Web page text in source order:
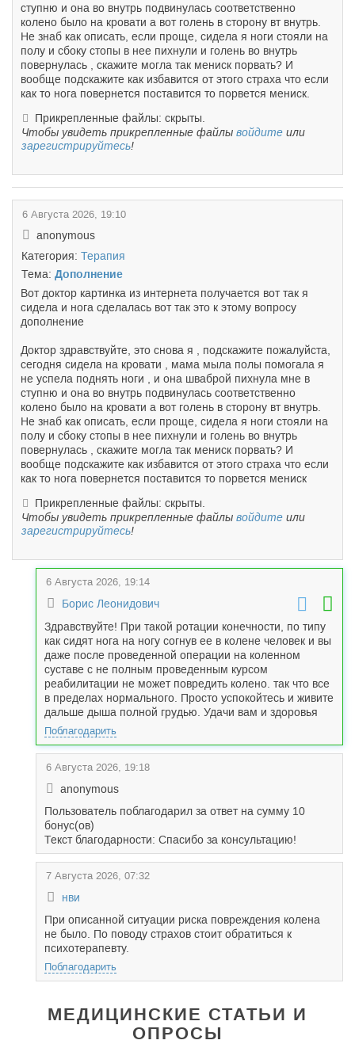
ступню и она во внутрь подвинулась соответственно
колено было на кровати а вот голень в сторону вт внутрь.
Не знаб как описать, если проще, сидела я ноги стояли на
полу и сбоку стопы в нее пихнули и голень во внутрь
повернулась , скажите могла так мениск порвать? И
вообще подскажите как избавится от этого страха что если
как то нога повернется поставится то порвется мениск.
Прикрепленные файлы: скрыты.
Чтобы увидеть прикрепленные файлы войдите или
зарегистрируйтесь!
6 Августа 2026, 19:10
anonymous
Категория: Терапия
Тема: Дополнение
Вот доктор картинка из интернета получается вот так я
сидела и нога сделалась вот так это к этому вопросу
дополнение
Доктор здравствуйте, это снова я , подскажите пожалуйста,
сегодня сидела на кровати , мама мыла полы помогала я
не успела поднять ноги , и она шваброй пихнула мне в
ступню и она во внутрь подвинулась соответственно
колено было на кровати а вот голень в сторону вт внутрь.
Не знаб как описать, если проще, сидела я ноги стояли на
полу и сбоку стопы в нее пихнули и голень во внутрь
повернулась , скажите могла так мениск порвать? И
вообще подскажите как избавится от этого страха что если
как то нога повернется поставится то порвется мениск
Прикрепленные файлы: скрыты.
Чтобы увидеть прикрепленные файлы войдите или
зарегистрируйтесь!
6 Августа 2026, 19:14
Борис Леонидович
Здравствуйте! При такой ротации конечности, по типу
как сидят нога на ногу согнув ее в колене человек и вы
даже после проведенной операции на коленном
суставе с не полным проведенным курсом
реабилитации не может повредить колено. так что все
в пределах нормального. Просто успокойтесь и живите
дальше дыша полной грудью. Удачи вам и здоровья
Поблагодарить
6 Августа 2026, 19:18
anonymous
Пользователь поблагодарил за ответ на сумму 10
бонус(ов)
Текст благодарности: Спасибо за консультацию!
7 Августа 2026, 07:32
нви
При описанной ситуации риска повреждения колена
не было. По поводу страхов стоит обратиться к
психотерапевту.
Поблагодарить
МЕДИЦИНСКИЕ СТАТЬИ И
ОПРОСЫ